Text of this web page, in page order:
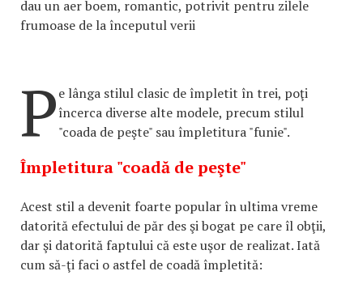
dau un aer boem, romantic, potrivit pentru zilele
frumoase de la începutul verii
Pe lânga stilul clasic de împletit în trei, poţi
încerca diverse alte modele, precum stilul
"coada de peşte" sau împletitura "funie".
Împletitura "coadă de peşte"
Acest stil a devenit foarte popular în ultima vreme
datorită efectului de păr des şi bogat pe care îl obţii,
dar şi datorită faptului că este uşor de realizat. Iată
cum să-ţi faci o astfel de coadă împletită: